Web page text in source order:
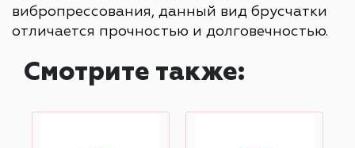
вибропрессования, данный вид брусчатки
отличается прочностью и долговечностью.
Смотрите также: